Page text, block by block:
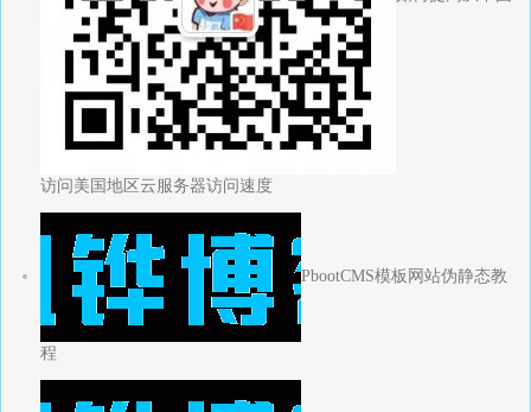
访问美国地区云服务器访问速度
PbootCMS模板网站伪静态教
程